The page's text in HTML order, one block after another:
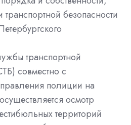
безопасности
транспортной
совместно с
полиции на
осмотр
территорий